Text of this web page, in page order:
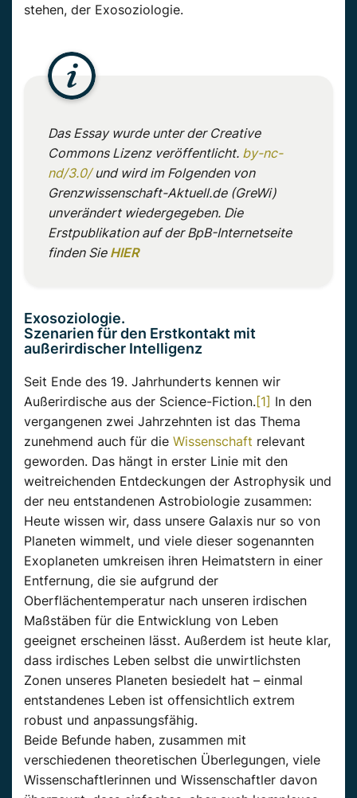
stehen, der Exosoziologie.
Das Essay wurde unter der Creative
Commons Lizenz veröffentlicht. by-nc-
nd/3.0/und wird im Folgenden von
Grenzwissenschaft-Aktuell.de (GreWi)
unverändert wiedergegeben. Die
Erstpublikation auf der BpB-Internetseite
finden Sie HIER
Exosoziologie.
Szenarien für den Erstkontakt mit
außerirdischer Intelligenz
Seit Ende des 19. Jahrhunderts kennen wir
Außerirdische aus der Science-Fiction.[1] In den
vergangenen zwei Jahrzehnten ist das Thema
zunehmend auch für die Wissenschaft relevant
geworden. Das hängt in erster Linie mit den
weitreichenden Entdeckungen der Astrophysik und
der neu entstandenen Astrobiologie zusammen:
Heute wissen wir, dass unsere Galaxis nur so von
Planeten wimmelt, und viele dieser sogenannten
Exoplaneten umkreisen ihren Heimatstern in einer
Entfernung, die sie aufgrund der
Oberflächentemperatur nach unseren irdischen
Maßstäben für die Entwicklung von Leben
geeignet erscheinen lässt. Außerdem ist heute klar,
dass irdisches Leben selbst die unwirtlichsten
Zonen unseres Planeten besiedelt hat – einmal
entstandenes Leben ist offensichtlich extrem
robust und anpassungsfähig.
Beide Befunde haben, zusammen mit
verschiedenen theoretischen Überlegungen, viele
Wissenschaftlerinnen und Wissenschaftler davon